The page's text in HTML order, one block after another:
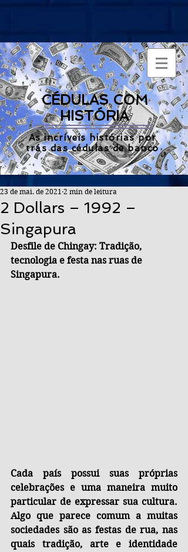
CÉDULAS COM
HISTÓRIA
As incríveis histórias por
trás das cédulas de banco
2 Dollars – 1992 –
Singapura
23 de mai. de 2021 2 min de leitura
Desfile de Chingay: Tradição,
tecnologia e festa nas ruas de
Singapura.
Cada país possui suas próprias
celebrações e uma maneira muito
particular de expressar sua cultura.
Algo que parece comum a muitas
sociedades são as festas de rua, nas
quais tradição, arte e identidade